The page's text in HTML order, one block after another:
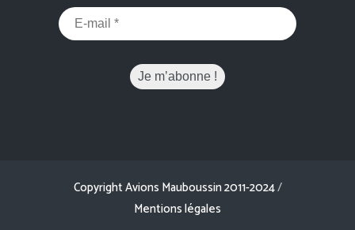
Copyright Avions Mauboussin 2011-2024/
Mentions légales